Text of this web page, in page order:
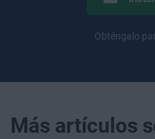
Obténgalo
Más artículos